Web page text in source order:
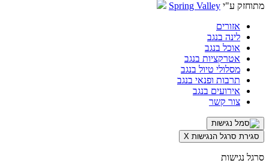
מתוחזק ע"י Spring Valley
אזורים
לינה בנגב
אוכל בנגב
אטרקציות בנגב
מסלולי טיול בנגב
תרבות ופנאי בנגב
אירועים בנגב
צור קשר
סגירת סרגל הנגישות X
סרגל נגישות